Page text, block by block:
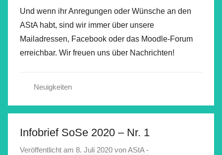
Und wenn ihr Anregungen oder Wünsche an den
AStA habt, sind wir immer über unsere
Mailadressen, Facebook oder das Moodle-Forum
erreichbar. Wir freuen uns über Nachrichten!
Neuigkeiten
Infobrief SoSe 2020 – Nr. 1
Veröffentlicht am 8. Juli 2020 vonAStA -